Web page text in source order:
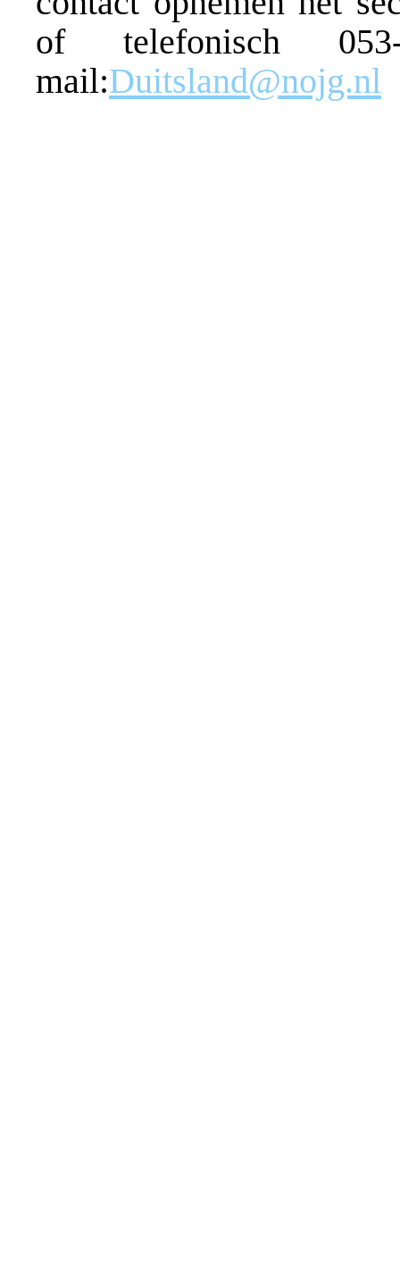
of telefonisch
mail:Duitsland@nojg.nl